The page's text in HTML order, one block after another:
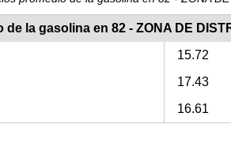
de la gasolina en 82 - ZONA DE
15.72
17.43
16.61